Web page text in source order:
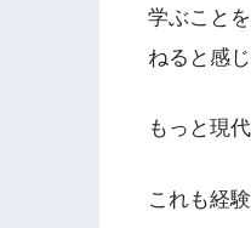
学ぶこと
ねると感
もっと現
これも経